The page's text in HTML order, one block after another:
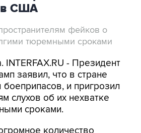
фейков о
INTERFAX.RU - Президент
и пригрозил
слухов об их нехватке
сроками.
количество